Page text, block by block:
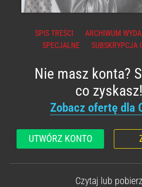
SPIS TREŚCI ARCHIWUM
SPECJALNE
SUBSKRYPCJA
Nie masz konta?
co zyskasz!
Zobacz ofertę dla
UTWÓRZ KONTO
Czytaj lub pobierz